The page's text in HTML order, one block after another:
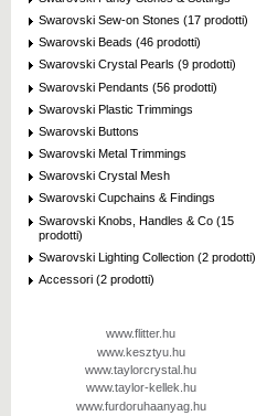
Swarovski Sew-on Stones (17 prodotti)
Swarovski Beads (46 prodotti)
Swarovski Crystal Pearls (9 prodotti)
Swarovski Pendants (56 prodotti)
Swarovski Plastic Trimmings
Swarovski Buttons
Swarovski Metal Trimmings
Swarovski Crystal Mesh
Swarovski Cupchains & Findings
Swarovski Knobs, Handles & Co (15
prodotti)
Swarovski Lighting Collection (2 prodotti)
Accessori (2 prodotti)
www.flitter.hu
www.kesztyu.hu
www.taylorcrystal.hu
www.taylor-kellek.hu
www.furdoruhaanyag.hu